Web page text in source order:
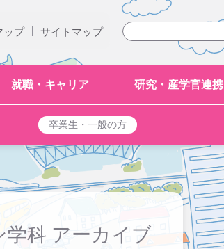
サイトマップ
|
ップ
就職・キャリア 研究・産学官連携
卒業生・一般の方
学科 アーカイブ